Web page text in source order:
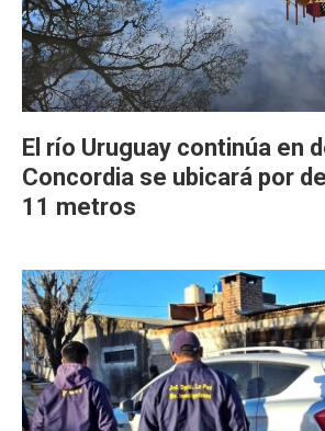
El río Uruguay continúa en
Concordia se ubicará por
11 metros